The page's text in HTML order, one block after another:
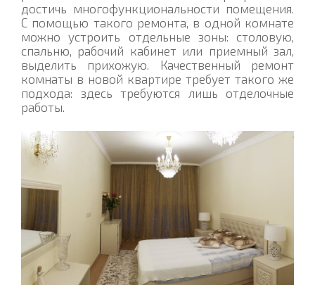
достичь многофункциональности помещения.
С помощью такого ремонта, в одной комнате
можно устроить отдельные зоны: столовую,
спальню, рабочий кабинет или приемный зал,
выделить прихожую. Качественный ремонт
комнаты в новой квартире требует такого же
подхода: здесь требуются лишь отделочные
работы.